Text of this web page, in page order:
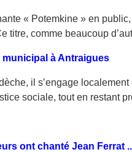
« Potemkine » en
titre, comme beaucoup
municipal à Antraigues
il s’engage
sociale, tout en restant
ont chanté Jean Ferrat